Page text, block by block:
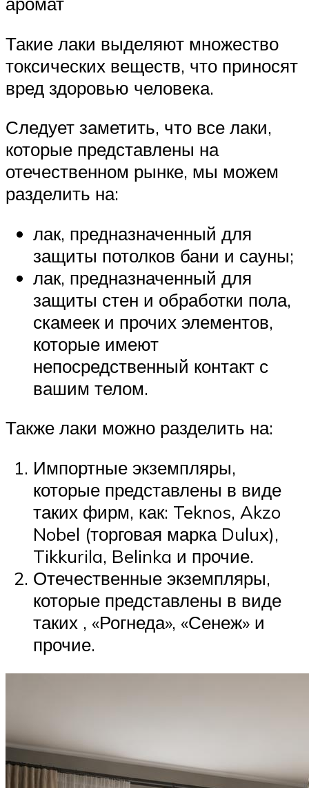
Такие лаки выделяют множество
токсических веществ, что приносят
вред здоровью человека.
Следует заметить, что все лаки,
которые представлены на
отечественном рынке, мы можем
разделить на:
лак, предназначенный для
защиты потолков бани и сауны;
лак, предназначенный для
защиты стен и обработки пола,
скамеек и прочих элементов,
которые имеют
непосредственный контакт с
вашим телом.
Также лаки можно разделить на:
Импортные экземпляры,
которые представлены в виде
таких фирм, как: Teknos, Akzo
Nobel (торговая марка Dulux),
Tikkurila, Belinka и прочие.
Отечественные экземпляры,
которые представлены в виде
таких , «Рогнеда», «Сенеж» и
прочие.